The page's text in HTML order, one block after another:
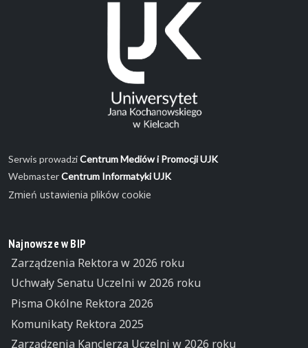
Serwis prowadziCentrum Mediów i Promocji UJK
WebmasterCentrum Informatyki UJK
Zmień ustawienia plików cookie
Najnowsze w BIP
Zarządzenia Rektora w 2026 roku
Uchwały Senatu Uczelni w 2026 roku
Pisma Okólne Rektora 2026
Komunikaty Rektora 2025
Zarządzenia Kanclerza Uczelni w 2026 roku